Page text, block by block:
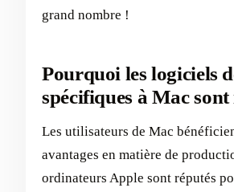
grand nombre !
Pourquoi les logiciels
spécifiques à Mac
Les utilisateurs de Mac
avantages en matière de
ordinateurs Apple sont réputés